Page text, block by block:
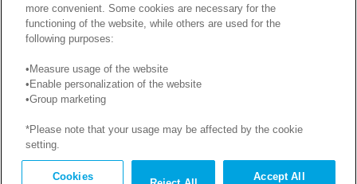
サイト利用規約
このサイトに掲載された記事の無断転載を禁じます。
Copyright © JMA Management Center Inc.
more convenient. Some cookies are necessary for the
functioning of the website, while others are used for the
following purposes:
•Measure usage of the website
•Enable personalization of the website
•Group marketing
*Please note that your usage may be affected by the cookie
setting.
Cookies
Accept All